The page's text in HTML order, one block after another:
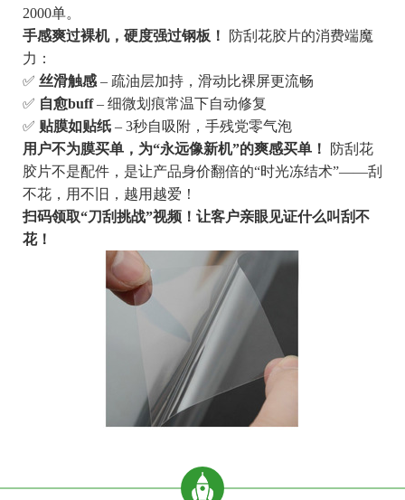
2000单。
手感爽过裸机，硬度强过钢板！
防刮花胶片的消费端魔
力：
✅ 丝滑触感– 疏油层加持，滑动比裸屏更流畅
✅ 自愈buff– 细微划痕常温下自动修复
✅ 贴膜如贴纸– 3秒自吸附，手残党零气泡
用户不为膜买单，为“永远像新机”的爽感买单！
防刮花
胶片不是配件，是让产品身价翻倍的“时光冻结术”——刮
不花，用不旧，越用越爱！
扫码领取“刀刮挑战”视频！让客户亲眼见证什么叫刮不
花！